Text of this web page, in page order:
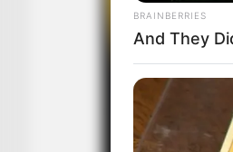
BRAINBERRIES
And They